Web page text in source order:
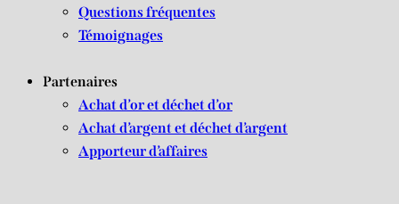
Questions fréquentes
Témoignages
Partenaires
Achat d’or et déchet d’or
Achat d’argent et déchet d’argent
Apporteur d’affaires